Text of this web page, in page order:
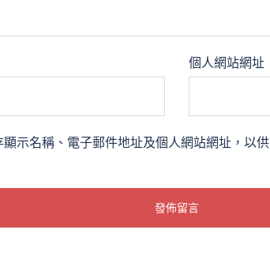
個人網站網址
顯示名稱、電子郵件地址及個人網站網址，以